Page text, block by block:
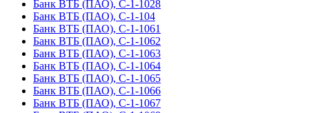
Банк ВТБ (ПАО), С-1-1028
Банк ВТБ (ПАО), С-1-104
Банк ВТБ (ПАО), С-1-1061
Банк ВТБ (ПАО), С-1-1062
Банк ВТБ (ПАО), С-1-1063
Банк ВТБ (ПАО), С-1-1064
Банк ВТБ (ПАО), С-1-1065
Банк ВТБ (ПАО), С-1-1066
Банк ВТБ (ПАО), С-1-1067